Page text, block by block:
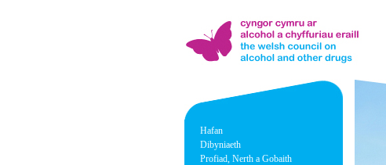
Hafan
Dibyniaeth
Profiad, Nerth a Gobaith